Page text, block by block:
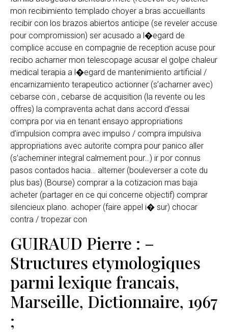
mon recibimiento templado choyer a bras accueillants
recibir con los brazos abiertos anticipe (se reveler accuse
pour compromission) ser acusado a l�egard de
complice accuse en compagnie de reception acuse pour
recibo acharner mon telescopage acusar el golpe chaleur
medical terapia a l�egard de mantenimiento artificial /
encarnizamiento terapeutico actionner (s’acharner avec)
cebarse con , cebarse de acquisition (la revente ou les
offres) la compraventa achat dans accord d’essai
compra por via en tenant ensayo appropriations
d’impulsion compra avec impulso / compra impulsiva
appropriations avec autorite compra pour panico aller
(s’acheminer integral calmement pour…) ir por connus
pasos contados hacia… alterner (bouleverser a cote du
plus bas) (Bourse) comprar a la cotizacion mas baja
acheter (partager en ce qui concerne objectif) comprar
silencieux plano. achoper (faire appel i� sur) chocar
contra / tropezar con
GUIRAUD Pierre : –
Structures etymologiques
parmi lexique francais,
Marseille, Dictionnaire, 1967
;